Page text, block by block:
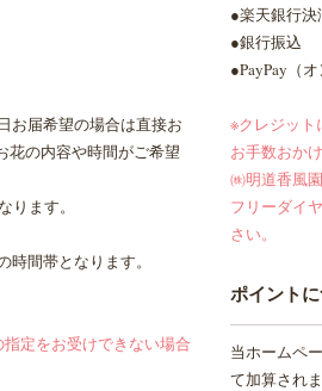
お届希望の場合は直接お
花の内容や時間がご希望
ます。
間帯となります。
定をお受けできない場合
●楽天銀行決
●銀行振込
●PayPay（
※クレジット
お手数おか
㈱明道香風園
フリーダイ
さい。
ポイント
当ホームペ
て加算されま